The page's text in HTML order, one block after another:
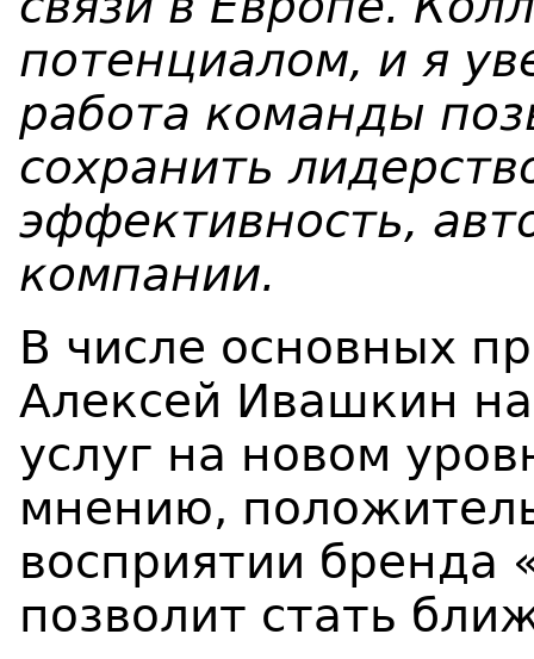
потенциалом, и я
работа команды
сохранить
эффективность,
компании.
В числе основных
Алексей Ивашкин
услуг на новом
мнению,
восприятии бренда
позволит стать